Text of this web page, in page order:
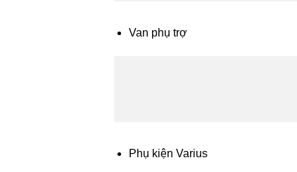
Van phụ trợ
Phụ kiện Varius